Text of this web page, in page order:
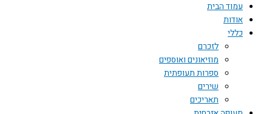
עמוד הבית
אודות
כללי
לזכרם
מוזיאונים ואוספים
ספרות תעופתית
שירים
תאריכים